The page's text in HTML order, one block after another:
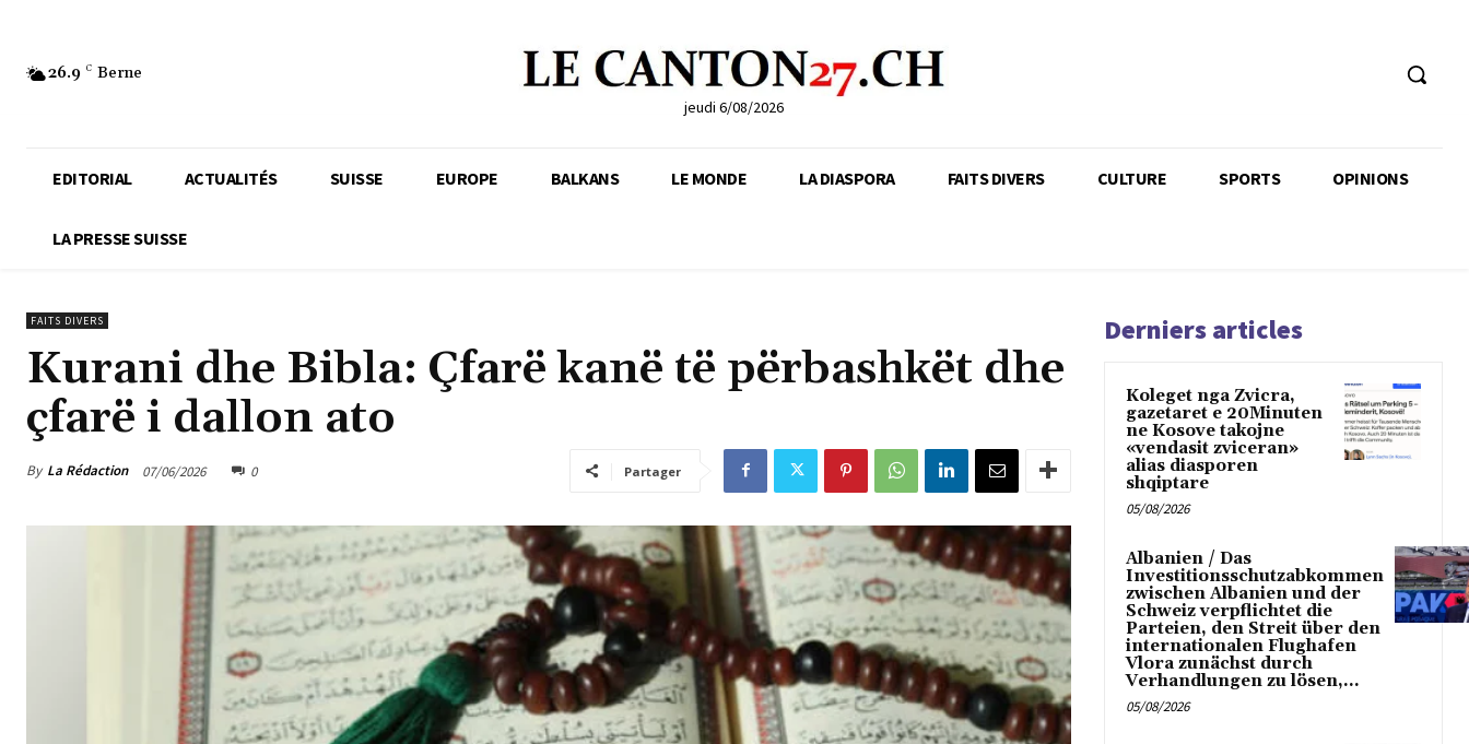
26.9 C Berne
jeudi 6/08/2026
EDITORIAL ACTUALITÉS SUISSE EUROPE BALKANS LE MONDE LA DIASPORA FAITS DIVERS CULTURE SPORTS OPINIONS
LA PRESSE SUISSE
FAITS DIVERS
Kurani dhe Bibla: Çfarë kanë të përbashkët dhe
çfarë i dallon ato
By La Rédaction 07/06/2026 0 Partager
Derniers articles
Koleget nga Zvicra,
gazetaret e 20Minuten
ne Kosove takojne
«vendasit zviceran»
alias diasporen
shqiptare
05/08/2026
Albanien / Das
Investitionsschutzabkommen
zwischen Albanien und der
Schweiz verpflichtet die
Parteien, den Streit über den
internationalen Flughafen
Vlora zunächst durch
Verhandlungen zu lösen,...
05/08/2026